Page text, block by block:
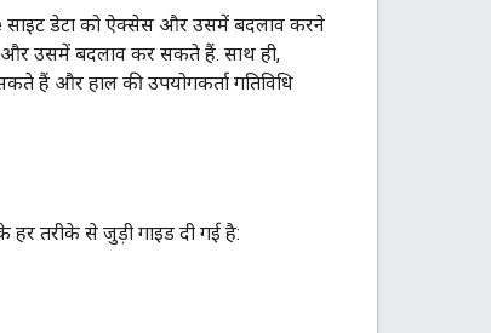
साइट डेटा को ऐक्सेस और उसमें बदलाव करने
और उसमें बदलाव कर सकते हैं. साथ ही,
हैं और हाल की उपयोगकर्ता गतिविधि
तरीके से जुड़ी गाइड दी गई है: